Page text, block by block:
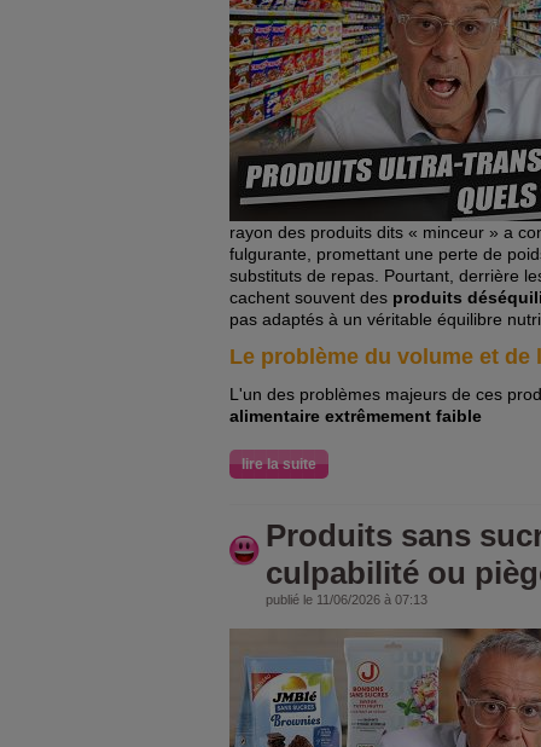
rayon des produits dits « minceur » a
fulgurante, promettant une perte de
substituts de repas. Pourtant, derrière
cachent souvent des produits
pas adaptés à un véritable équilibre
Le problème du volume et de
L'un des problèmes majeurs de ces
alimentaire extrêmement faible
lire la suite
Produits sans
culpabilité ou
publié le 11/06/2026 à 07:13